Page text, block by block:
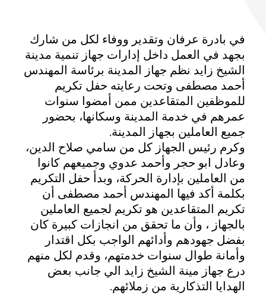
ي
س
ج
ه
ا
ز
م
د
في بادرة عرفان وتقدير ووفاء لكل من شارك
بجهد في العمل داخل إدارات جهاز تنمية مدينة
الشيخ زايد نظم جهاز المدينة برئاسة المهندس
أحمد مصطفى وتحت رعايته حفل تكريم
للموظفين ‏المتقاعدين ممن أمضوا سنوات
عمرهم في خدمة المدينة وسكانها، بحضور
جميع العاملين بجهاز المدينة.
وكرم رئيس الجهاز كل من سامي صلاح الدين،
وعادل ابو حجر وأحمد عدوي وجميعهم كانوا
من العاملين بإدارة الحركة، وبدأ حفل التكريم
بكلمة أكد فيها المهندس أحمد مصطفى أن
تكريم المتقاعدين هو تكريم لجميع العاملين
بالجهاز ، وأن ما تحقق من انجازات كبيرة كان
بفضل جهودهم وأدائهم الواجب بكل اقتدار
وأمانة طوال سنوات خدمتهم، وقدم لكل منهم
درع جهاز مينة الشيخ زايد الي جانب بعض
الهدايا التذكارية من زملائهم.